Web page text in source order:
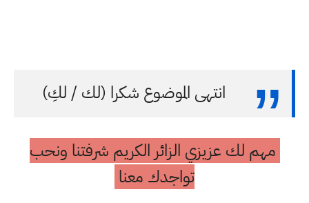
انتهى الموضوع شكرا (لك / لكِ)
مهم لك عزيزي الزائر الكريم شرفتنا ونحب
تواجدك معنا